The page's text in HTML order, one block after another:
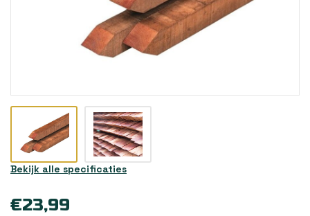
Bekijk alle specificaties
€23,99